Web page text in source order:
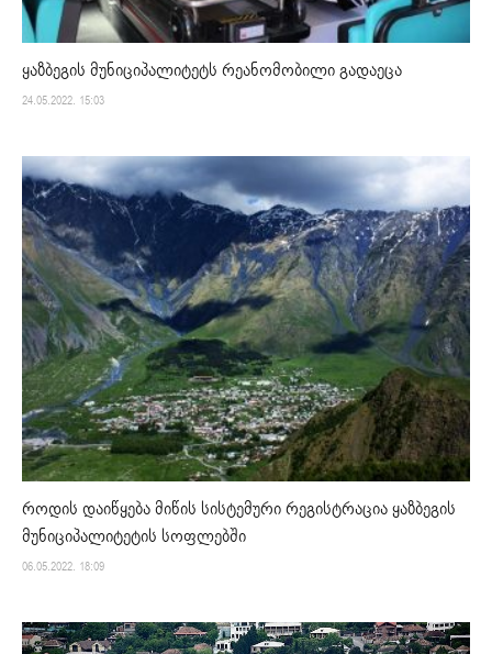
ყაზბეგის მუნიციპალიტეტს რეანომობილი გადაეცა
24.05.2022. 15:03
როდის დაიწყება მიწის სისტემური რეგისტრაცია ყაზბეგის
მუნიციპალიტეტის სოფლებში
06.05.2022. 18:09